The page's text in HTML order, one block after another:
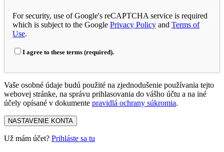
For security, use of Google's reCAPTCHA service is required
which is subject to the Google Privacy Policy and Terms of
Use.
I agree to these terms (required).
Vaše osobné údaje budú použité na zjednodušenie používania tejto
webovej stránke, na správu prihlasovania do vášho účtu a na iné
účely opísané v dokumente pravidlá ochrany súkromia.
NASTAVENIE KONTA
Už mám účet? Prihláste sa tu